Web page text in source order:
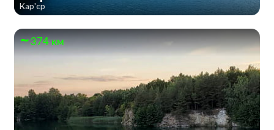
Кар'єр
374 км